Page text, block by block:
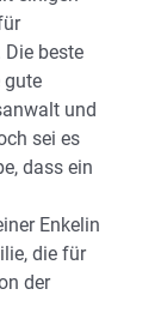
beste
gute
und
sei es
dass ein
Enkelin
die für
der